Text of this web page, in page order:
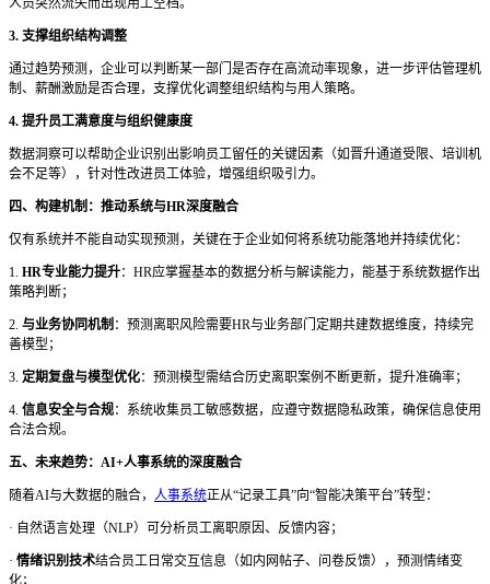
人员突然流失而出现用工空档。
3. 支撑组织结构调整
通过趋势预测，企业可以判断某一部门是否存在高流动率现象，进一步评估管理机
制、薪酬激励是否合理，支撑优化调整组织结构与用人策略。
4. 提升员工满意度与组织健康度
数据洞察可以帮助企业识别出影响员工留任的关键因素（如晋升通道受限、培训机
会不足等），针对性改进员工体验，增强组织吸引力。
四、构建机制：推动系统与HR深度融合
仅有系统并不能自动实现预测，关键在于企业如何将系统功能落地并持续优化：
1. HR专业能力提升： HR应掌握基本的数据分析与解读能力，能基于系统数据作出
策略判断；
2. 与业务协同机制 ：预测离职风险需要HR与业务部门定期共建数据维度，持续完
善模型；
3. 定期复盘与模型优化：预测模型需结合历史离职案例不断更新，提升准确率；
4. 信息安全与合规：系统收集员工敏感数据，应遵守数据隐私政策，确保信息使用
合法合规。
五、未来趋势： AI+人事系统的深度融合
随着AI与大数据的融合， 人事系统正从“记录工具”向“智能决策平台”转型：
· 自然语言处理（NLP）可分析员工离职原因、反馈内容；
· 情绪识别技术结合员工日常交互信息（如内网帖子、问卷反馈），预测情绪变